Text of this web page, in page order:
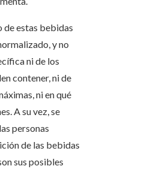
de estas bebidas
y no
ni de los
contener, ni de
ni en qué
A su vez, se
personas
de las bebidas
sus posibles